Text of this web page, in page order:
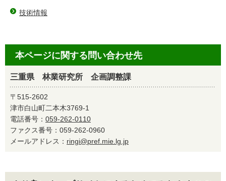
技術情報
本ページに関する問い合わせ先
三重県 林業研究所 企画調整課
〒515-2602
津市白山町二本木3769-1
電話番号： 059-262-0110
ファクス番号：059-262-0960
メールアドレス： ringi@pref.mie.lg.jp